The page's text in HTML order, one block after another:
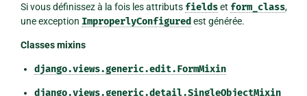
Si vous définissez à la fois les attributs fieldset form_class,
une exception ImproperlyConfiguredest générée.
Classes mixins
django.views.generic.edit.FormMixin
django.views.generic.detail.SingleObjectMixin